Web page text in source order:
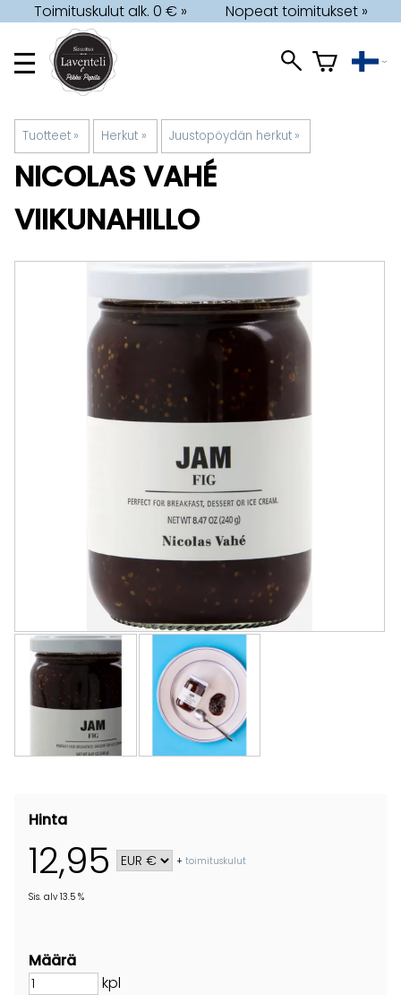
Toimituskulut alk. 0 € » Nopeat toimitukset »
Tuotteet ‪» Herkut ‪» Juustopöydän herkut ‪»
NICOLAS VAHÉ
VIIKUNAHILLO
Hinta
12,95 +toimituskulut
Sis. alv 13.5 %
Määrä
kpl